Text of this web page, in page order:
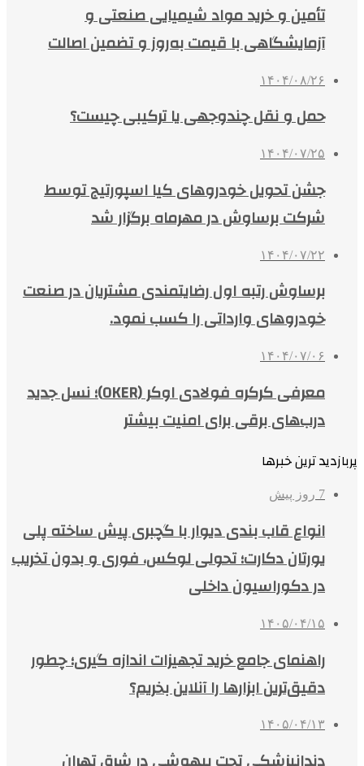
تأمین و خرید مواد شیمیایی صنعتی و
آزمایشگاهی با قیمت به‌روز و تضمین اصالت
۱۴۰۴/۰۸/۲۶
حمل و نقل چندوجهی یا ترکیبی چیست؟
۱۴۰۴/۰۷/۲۵
جشن تحویل خودروهای کیا اسپورتیج توسط
شرکت برساوش در مهرماه برگزار شد
۱۴۰۴/۰۷/۲۲
برساوش رتبه اول رضایتمندی مشتریان در صنعت
خودروهای وارداتی را کسب نمود.
۱۴۰۴/۰۷/۰۶
معرفی کرکره فولادی اوکر (OKER)؛ نسل جدید
درب‌های برقی برای امنیت بیشتر
پربازدید ترین خبرها
7 روز پیش
انواع قاب بندی دیوار با گچبری پیش ساخته پلی
یورتان دکارت؛ تحولی لوکس، فوری و بدون تخریب
در دکوراسیون داخلی
۱۴۰۵/۰۴/۱۵
راهنمای جامع خرید تجهیزات اندازه گیری؛ چطور
دقیق‌ترین ابزارها را آنلاین بخریم؟
۱۴۰۵/۰۴/۱۳